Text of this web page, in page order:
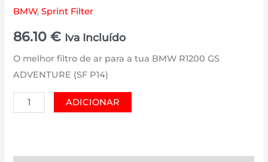
BMW,Sprint Filter
86.10€ Iva Incluído
O melhor filtro de ar para a tua BMW R1200 GS
ADVENTURE (SF P14)
Quantidade
de
ADICIONAR